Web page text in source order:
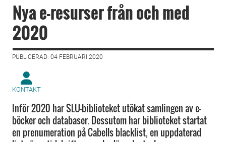
Nya e-resurser från och med
2020
PUBLICERAD: 04 FEBRUARI 2020
KONTAKT
Inför 2020 har SLU-biblioteket utökat samlingen av e-
böcker och databaser. Dessutom har biblioteket startat
en prenumeration på Cabells blacklist, en uppdaterad